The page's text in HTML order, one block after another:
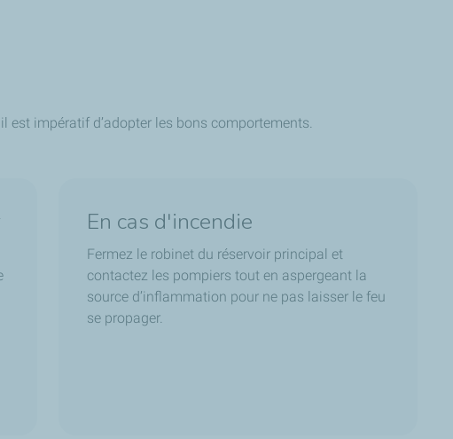
il est impératif d’adopter les bons comportements.
En cas d'incendie
Fermez le robinet du réservoir principal et
contactez les pompiers tout en aspergeant la
source d’inflammation pour ne pas laisser le feu
se propager.